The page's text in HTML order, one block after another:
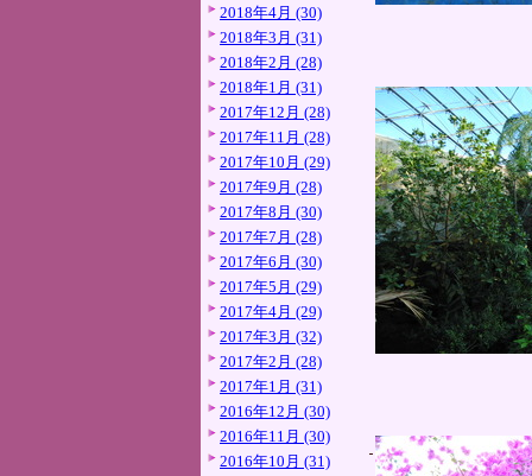
2018年4月 (30)
2018年3月 (31)
2018年2月 (28)
2018年1月 (31)
2017年12月 (28)
2017年11月 (28)
2017年10月 (29)
2017年9月 (28)
2017年8月 (30)
2017年7月 (28)
2017年6月 (30)
2017年5月 (29)
2017年4月 (29)
2017年3月 (32)
2017年2月 (28)
2017年1月 (31)
2016年12月 (30)
2016年11月 (30)
2016年10月 (31)